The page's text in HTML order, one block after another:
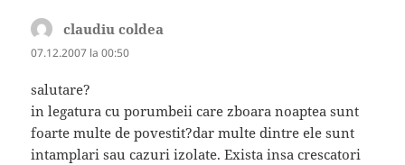
claudiu coldea
07.12.2007 la 00:50
salutare?
in legatura cu porumbeii care zboara noaptea sunt
foarte multe de povestit?dar multe dintre ele sunt
intamplari sau cazuri izolate. Exista insa crescatori